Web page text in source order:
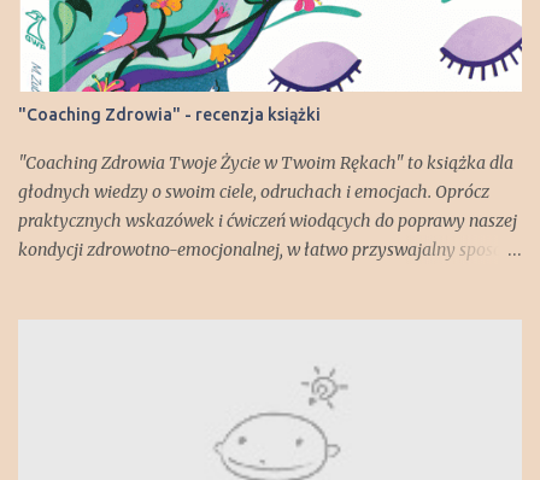
a
r
z
"Coaching Zdrowia" - recenzja książki
"Coaching Zdrowia Twoje Życie w Twoim Rękach" to książka dla
głodnych wiedzy o swoim ciele, odruchach i emocjach. Oprócz
praktycznych wskazówek i ćwiczeń wiodących do poprawy naszej
kondycji zdrowotno-emocjonalnej, w łatwo przyswajalny sposób
jest też część "ssaka starszego" - brzmi lepiej, prawda?;) Książka
pokazuje jak wiele czynników, wewnętrznych i zewnętrznych,
wpływa na nasze dobre lub złe samopoczucie i co możemy zrobić,
żeby nasze zdrowie, samoocena czy spojrzenie na świat jak